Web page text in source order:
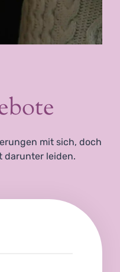
mit sich, doch
darunter leiden.